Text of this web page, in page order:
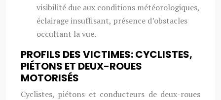
visibilité due aux conditions météorologiques,
éclairage insuffisant, présence d’obstacles
occultant la vue.
PROFILS DES VICTIMES: CYCLISTES,
PIÉTONS ET DEUX-ROUES
MOTORISÉS
Cyclistes, piétons et conducteurs de deux-roues